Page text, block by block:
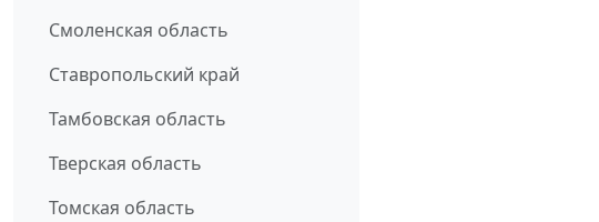
Смоленская область
Ставропольский край
Тамбовская область
Тверская область
Томская область